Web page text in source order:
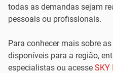
todas as demandas sejam
pessoais ou profissionais.
Para conhecer mais sobre
disponíveis para a região,
especialistas ou acesse SKY